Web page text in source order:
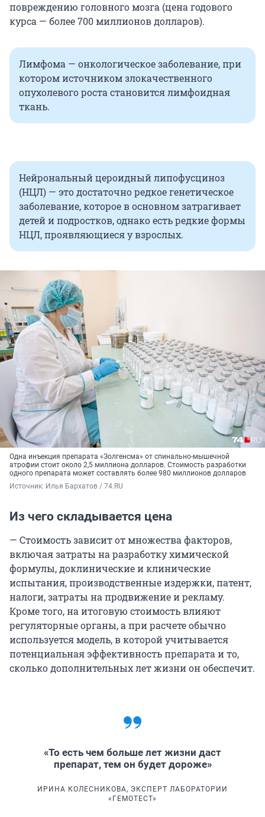
повреждению головного мозга (цена годового
курса — более 700 миллионов долларов).
Лимфома — онкологическое заболевание, при
котором источником злокачественного
опухолевого роста становится лимфоидная
ткань.
Нейрональный цероидный липофусциноз
(НЦЛ) — это достаточно редкое генетическое
заболевание, которое в основном затрагивает
детей и подростков, однако есть редкие формы
НЦЛ, проявляющиеся у взрослых.
Одна инъекция препарата «Золгенсма» от спинально-мышечной
атрофии стоит около 2,5 миллиона долларов. Стоимость разработки
одного препарата может составлять более 980 миллионов долларов
Источник: Илья Бархатов / 74.RU
Из чего складывается цена
— Стоимость зависит от множества факторов,
включая затраты на разработку химической
формулы, доклинические и клинические
испытания, производственные издержки, патент,
налоги, затраты на продвижение и рекламу.
Кроме того, на итоговую стоимость влияют
регуляторные органы, а при расчете обычно
используется модель, в которой учитывается
потенциальная эффективность препарата и то,
сколько дополнительных лет жизни он обеспечит.
«То есть чем больше лет жизни даст
препарат, тем он будет дороже»
ИРИНА КОЛЕСНИКОВА, ЭКСПЕРТ ЛАБОРАТОРИИ
«ГЕМОТЕСТ»